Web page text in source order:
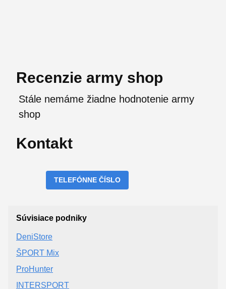
Recenzie army shop
Stále nemáme žiadne hodnotenie army
shop
Kontakt
TELEFÓNNE ČÍSLO
Súvisiace podniky
DeniStore
ŠPORT Mix
ProHunter
INTERSPORT